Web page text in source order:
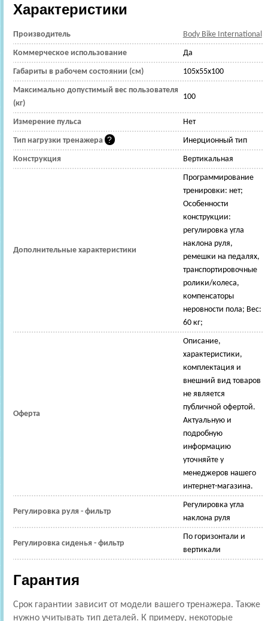
Характеристики
Производитель Body Bike International
Коммерческое использование Да
Габариты в рабочем состоянии (см) 105x55x100
Максимально допустимый вес пользователя
(кг)
100
Измерение пульса Нет
Тип нагрузки тренажера Инерционный тип
Конструкция Вертикальная
Дополнительные характеристики
Программирование
тренировки: нет;
Особенности
конструкции:
регулировка угла
наклона руля,
ремешки на педалях,
транспортировочные
ролики/колеса,
компенсаторы
неровности пола; Вес:
60 кг;
Оферта
Описание,
характеристики,
комплектация и
внешний вид товаров
не является
публичной офертой.
Актуальную и
подробную
информацию
уточняйте у
менеджеров нашего
интернет-магазина.
Регулировка руля - фильтр
Регулировка угла
наклона руля
Регулировка сиденья - фильтр
По горизонтали и
вертикали
Гарантия
Срок гарантии зависит от модели вашего тренажера. Также
нужно учитывать тип деталей. К примеру, некоторые